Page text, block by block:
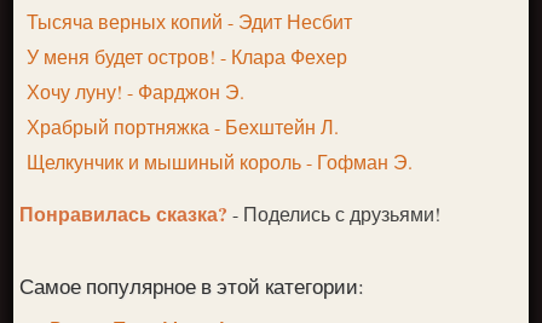
Тысяча верных копий - Эдит Несбит
У меня будет остров! - Клара Фехер
Хочу луну! - Фарджон Э.
Храбрый портняжка - Бехштейн Л.
Щелкунчик и мышиный король - Гофман Э.
Понравилась сказка?- Поделись с друзьями!
Самое популярное в этой категории: